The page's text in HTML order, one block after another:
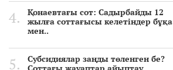
Қонаевтағы сот: Садырбайды 12
жылға соттағысы келетіндер бұқа
мен..
Субсидиялар заңды төленген бе?